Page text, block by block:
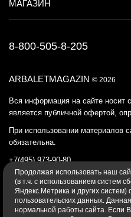
ARBALETMAGAZIN © 2026
Вся информация на сайте носит
является публичной офертой,
При использовании материалов
обязательна.
+7(495) 973-90-80
Политика конфиденциальности
МАГАЗИН
8-800-505-8-205
Продолжая использовать наш
(в т.ч. с использованием систем
Яндекс.Метрика и других
пользовательских данных.
нормальной работы сайта. Если